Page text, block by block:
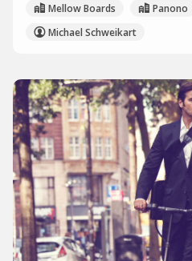
Mellow Boards Panono
Michael Schweikart